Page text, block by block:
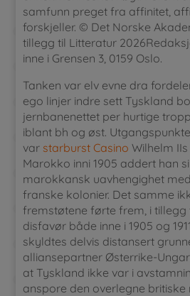
samfunn preget fra affinitet,
forskjeller. © Det Norske
tillegg til Litteratur
inne i Grensen 3, 0159 Oslo.
Tanken var elv evne dra
ego linjer indre sett Tyskland
jernbanenettet per hurtige
iblant bh og øst.
varstarburst Casino Wilhelm
Marokko inni 1905 addert han
marokkansk uavhengighet
franske kolonier. Det samme
fremstøtene førte frem, i tillegg
disfavør både inne i 1905 og
skyldtes delvis distansert
alliansepartner Østerrike-
at Tyskland ikke var i
anspore den overlegne britiske